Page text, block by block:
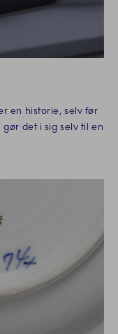
en historie, selv før
det i sig selv til en